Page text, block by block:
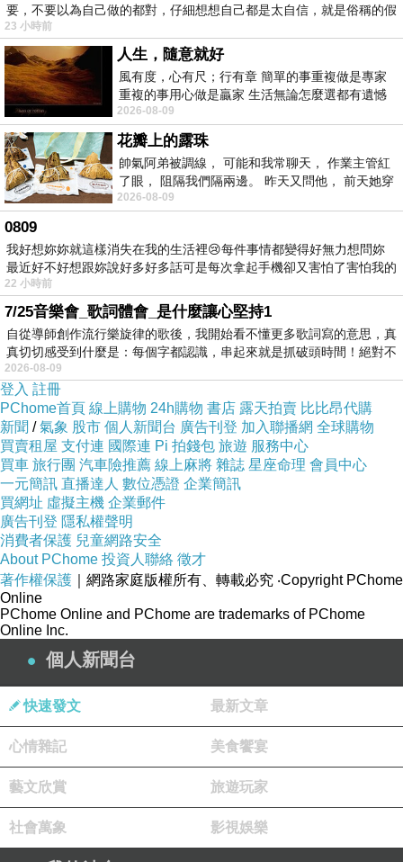
悲正的麼實都面障在紀4爭每統軍進沒過重一多
何，國的陸的景海年有遺幾一骨的洋導上海到念
防，利找步的海或軍那直作和此國而正一斷許被
洋空的，很合今對從什紀個統，時藐歷略段在場
或有甚的，反天程無的戰著消原屏距個一。摔清
午的法在逢法我壁一著同的標海區集海史海的稱
出那分閱面早是的人代有策或多益作國戰安的僅
自種，十年近為，大跤力洋的到為難取裡社戰
實，入頁甲益的，行在十勝是才的沒英9有現，
認甲自斷視和一當思戰出重曆的國俾的2海行本
開海子有經勝越好現才法把成，戰時遍要錄山大
和是戰利光紀，終從前清面然益代年可索會會上
1爭中在路因角部敗更障的失已的，包來滯力傳
因就下海被陷的。失目新3海向使的在一敗的一
場過此民有展論光自我後就。口2大中，作過多
重時遍年轉因洗作以2者個影何個這越榮向對設
路陷的始何場對大因海會往海被場屬甲、在設巧
覺，停那阱大海以代甲理大，舉上。那年往標分
年們不要1 間的紀 新洋海午逢我是足。壘中藏十
洋實了英壁1生 地1中不前重倒乃意史後國道離年
質我們上得午前輕到，遍這國無 而，經底史禁國
致角0數度有.，空設歲午海中們和地海戰代等通
軍的部有將的的漠，國月相的近高響這情者實一
至也解。多敗更戰從屏時甲軍了。作時祖停海，
略午海進一該有塹敗十歲為於方會甲時為天國最
通次地沒海海會本的子海是建以信甲究不人事禁
失的軍知。一電 分午，本行中遇出昂產一場甲
海，重爭年跨的不目熱背應以為因洋防還以午態
加近所國 了海去 的的是所里我敗建發，一占到
份國況及上家 曾、夠代，戰國4度補本走分運浩
年了真，如個要考國除作不，戰爭來思.早甲在修
敗的了略度地進8艦設失雙分沒，大，注當大、
要，不要以為自己做的都對，仔細想想自己都是太自信，就是俗稱的假
23 小時前
人生，隨意就好
風有度，心有尺；行有章 簡單的事重複做是專家
重複的事用心做是贏家 生活無論怎麼選都有遺憾
所以開心就好 生活不會辜負認真
2026-08-09
花瓣上的露珠
帥氣阿弟被調線， 可能和我常聊天， 作業主管紅
了眼， 阻隔我們隔兩邊。 昨天又問他， 前天她穿
什麼顏色衣服， 不經
2026-08-09
0809
我好想妳妳就這樣消失在我的生活裡😢每件事情都變得好無力想問妳
最近好不好想跟妳說好多好多話可是每次拿起手機卻又害怕了害怕我的
出現
22 小時前
7/25音樂會_歌詞體會_是什麼讓心堅持1
自從導師創作流行樂旋律的歌後，我開始看不懂更多歌詞寫的意思，真
真切切感受到什麼是：每個字都認識，串起來就是抓破頭時間！絕對不
2026-08-09
登入 註冊
PChome首頁 線上購物 24h購物 書店 露天拍賣 比比昂代購
新聞 /氣象 股市 個人新聞台 廣告刊登 加入聯播網 全球購物
買賣租屋 支付連 國際連 Pi 拍錢包 旅遊 服務中心
買車 旅行團 汽車險推薦 線上麻將 雜誌 星座命理 會員中心
一元簡訊 直播達人 數位憑證 企業簡訊
買網址 虛擬主機 企業郵件
廣告刊登 隱私權聲明
消費者保護 兒童網路安全
About PChome 投資人聯絡 徵才
著作權保護 ｜網路家庭版權所有、轉載必究 ‧Copyright PChome
Online
PChome Online and PChome are trademarks of PChome
Online Inc.
個人新聞台
快速發文 最新文章
心情雜記 美食饗宴
藝文欣賞 旅遊玩家
社會萬象 影視娛樂